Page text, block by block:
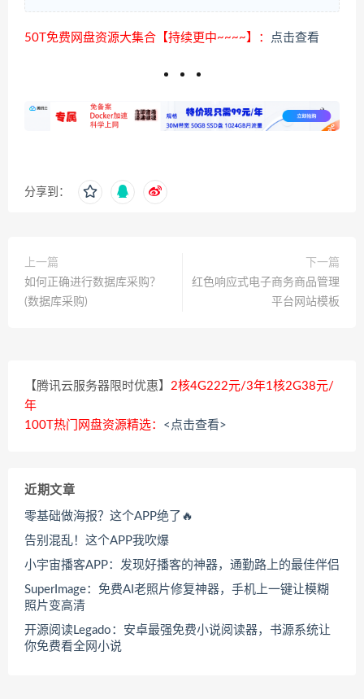
50T免费网盘资源大集合【持续更中~~~~】： 点击查看
分享到：
上一篇
如何正确进行数据库采购？
(数据库采购)
下一篇
红色响应式电子商务商品管理
平台网站模板
【腾讯云服务器限时优惠】 2核4G222元/3年1核2G38元/
年
100T热门网盘资源精选： <点击查看>
近期文章
零基础做海报？这个APP绝了🔥
告别混乱！这个APP我吹爆
小宇宙播客APP：发现好播客的神器，通勤路上的最佳伴侣
SuperImage：免费AI老照片修复神器，手机上一键让模糊
照片变高清
开源阅读Legado：安卓最强免费小说阅读器，书源系统让
你免费看全网小说